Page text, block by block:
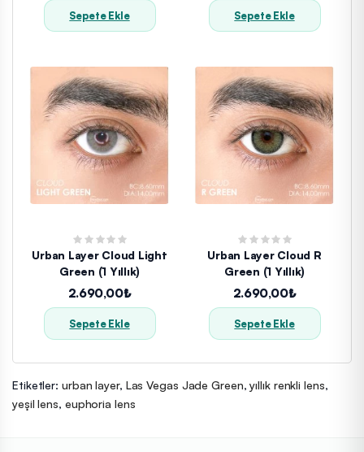
Sepete Ekle Sepete Ekle
Urban Layer Cloud Light
Green (1 Yıllık)
2.690,00₺
Sepete Ekle
Urban Layer Cloud R
Green (1 Yıllık)
2.690,00₺
Sepete Ekle
Etiketler: urban layer, Las Vegas Jade Green,yıllık renkli lens,
yeşil lens, euphoria lens